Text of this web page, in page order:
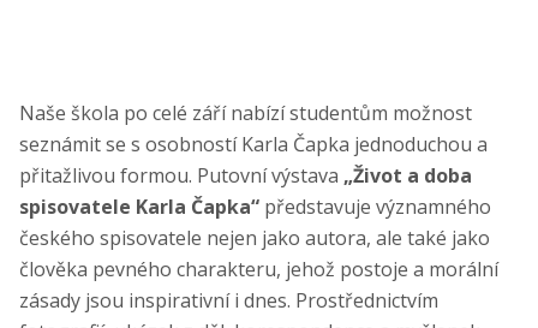
Naše škola po celé září nabízí studentům možnost
seznámit se s osobností Karla Čapka jednoduchou a
přitažlivou formou. Putovní výstava „Život a doba
spisovatele Karla Čapka“ představuje významného
českého spisovatele nejen jako autora, ale také jako
člověka pevného charakteru, jehož postoje a morální
zásady jsou inspirativní i dnes. Prostřednictvím